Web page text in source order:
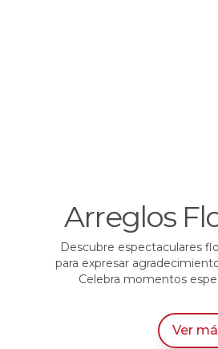
Arreglos
Descubre espectaculares
para expresar
Celebra momentos
Ver